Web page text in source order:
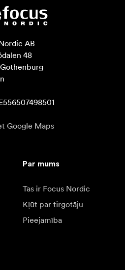
AB
48
Google Maps
Par mums
Tas ir Focus Nordic
Kļūt par tirgotāju
Pieejamība